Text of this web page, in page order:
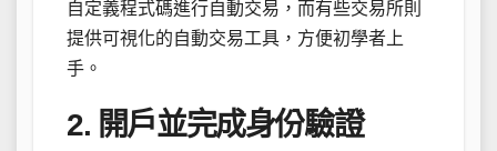
自定義程式碼進行自動交易，而有些交易所則
提供可視化的自動交易工具，方便初學者上
手。
2. 開戶並完成身份驗證